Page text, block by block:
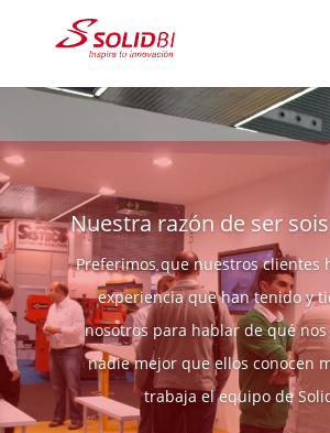
Nuestra razón de ser
Preferimos que nuestros clientes
experiencia que han tenido y
nosotros para hablar de qué
nadie mejor que ellos conocen
trabaja el equipo de